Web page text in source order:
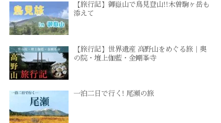
【旅行記】御嶽山で鳥見登山!!木曽駒ヶ岳も
添えて
【旅行記】世界遺産 高野山をめぐる旅｜奥
の院・壇上伽藍・金剛峯寺
一泊二日で行く! 尾瀬の旅